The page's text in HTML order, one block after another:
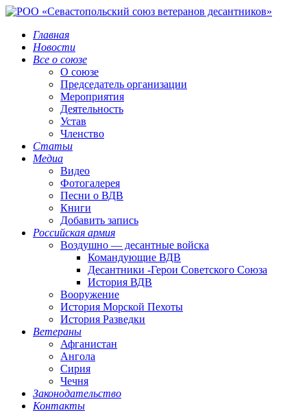
Главная
Новости
Все о союзе
О союзе
Председатель организации
Мероприятия
Деятельность
Устав
Членство
Статьи
Медиа
Видео
Фотогалерея
Песни о ВДВ
Книги
Добавить запись
Российская армия
Воздушно — десантные войска
Командующие ВДВ
Десантники -Герои Советского Союза
История ВДВ
Вооружение
История Морской Пехоты
История Разведки
Ветераны
Афганистан
Ангола
Сирия
Чечня
Законодательство
Контакты